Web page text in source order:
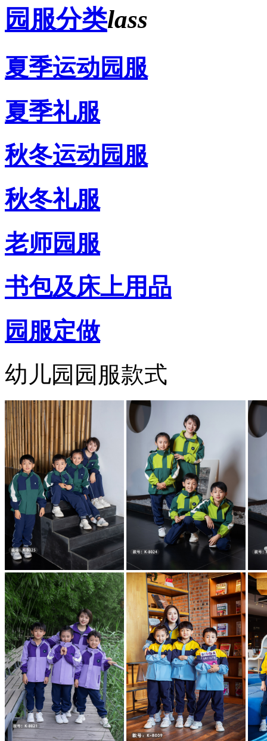
园服分类lass
夏季运动园服
夏季礼服
秋冬运动园服
秋冬礼服
老师园服
书包及床上用品
园服定做
幼儿园园服款式